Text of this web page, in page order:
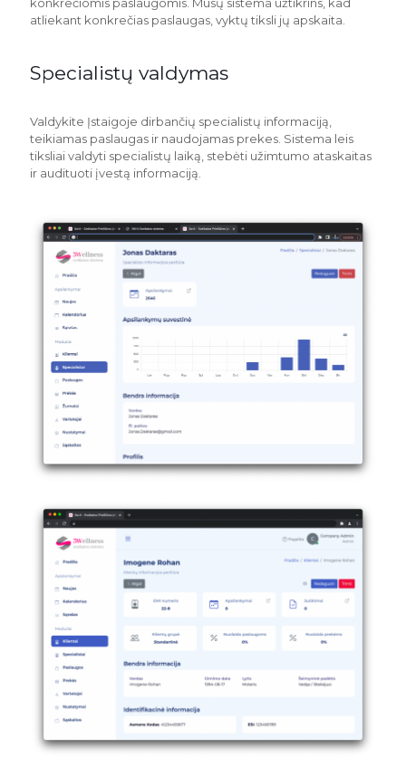
atliekant konkrečias paslaugas, vyktų tiksli jų apskaita.
Specialistų valdymas
Valdykite Įstaigoje dirbančių specialistų informaciją,
teikiamas paslaugas ir naudojamas prekes. Sistema leis
tiksliai valdyti specialistų laiką, stebėti užimtumo ataskaitas
ir audituoti įvestą informaciją.